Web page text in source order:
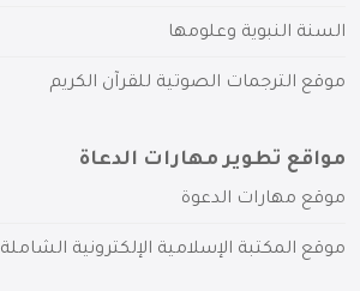
السنة النبوية وعلومها
موقع الترجمات الصوتية للقرآن الكريم
مواقع تطوير مهارات الدعاة
موقع مهارات الدعوة
موقع المكتبة الإسلامية الإلكترونية الشاملة